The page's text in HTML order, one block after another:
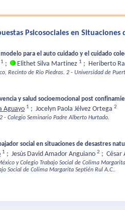
Psicosociales en Situaciones
para el auto cuidado y el cuidado
1 ; Elithet Silva Martinez 1 ; Heriberto
Recinto de Rio Piedras. 2 - Universidad de
y salud socioemocional post
Aguayo 1 ; Jocelyn Paola Jélvez Ortega 2
2 - Colegio Seminario Padre Alberto Hurtado.
social en situaciones de desastres
1 ; Jesús David Amador Anguiano 2 ; César
y Colegio Trabajo Social de Colima
Social de Colima Margarita Septién Rul A.C..